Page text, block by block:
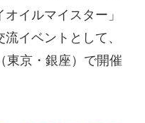
イルマイスター」
イベントとして、
東京・銀座）で開催